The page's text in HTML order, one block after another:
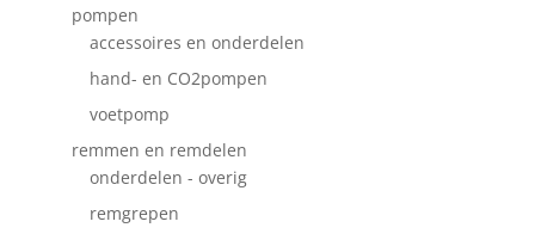
pompen
accessoires en onderdelen
hand- en CO2pompen
voetpomp
remmen en remdelen
onderdelen - overig
remgrepen